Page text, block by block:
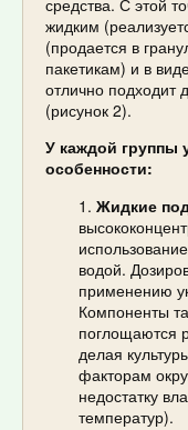
средства. С этой
жидким
(продается в
пакетикам) и в
отлично подходит
(рисунок 2).
У каждой группы
особенности:
Жидкие
водой.
применению
Компоненты
поглощаются
делая
факторам
недостатку
температур).